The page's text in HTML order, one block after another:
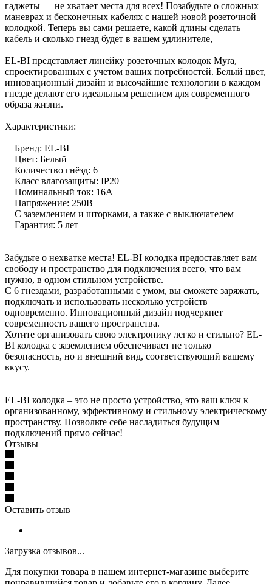
гаджеты — не хватает места для всех! Позабудьте о сложных
маневрах и бесконечных кабелях с нашей новой розеточной
колодкой. Теперь вы сами решаете, какой длины сделать
кабель и сколько гнезд будет в вашем удлинителе,
EL-BI представляет линейку розеточных колодок Myra,
спроектированных с учетом ваших потребностей. Белый цвет,
инновационный дизайн и высочайшие технологии в каждом
гнезде делают его идеальным решением для современного
образа жизни.
Характеристики:
Бренд: EL-BI
Цвет: Белый
Количество гнёзд: 6
Класс влагозащиты: IP20
Номинальный ток: 16А
Напряжение: 250В
С заземлением и шторками, а также с выключателем
Гарантия: 5 лет
Забудьте о нехватке места! EL-BI колодка предоставляет вам
свободу и пространство для подключения всего, что вам
нужно, в одном стильном устройстве.
С 6 гнездами, разработанными с умом, вы сможете заряжать,
подключать и использовать несколько устройств
одновременно. Инновационный дизайн подчеркнет
современность вашего пространства.
Хотите организовать свою электронику легко и стильно? EL-
BI колодка с заземлением обеспечивает не только
безопасность, но и внешний вид, соответствующий вашему
вкусу.
EL-BI колодка – это не просто устройство, это ваш ключ к
организованному, эффективному и стильному электрическому
пространству. Позвольте себе насладиться будущим
подключений прямо сейчас!
Отзывы
Оставить отзыв
Загрузка отзывов...
Для покупки товара в нашем интернет-магазине выберите